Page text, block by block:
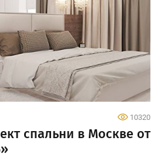
10320
спальни в Москве от